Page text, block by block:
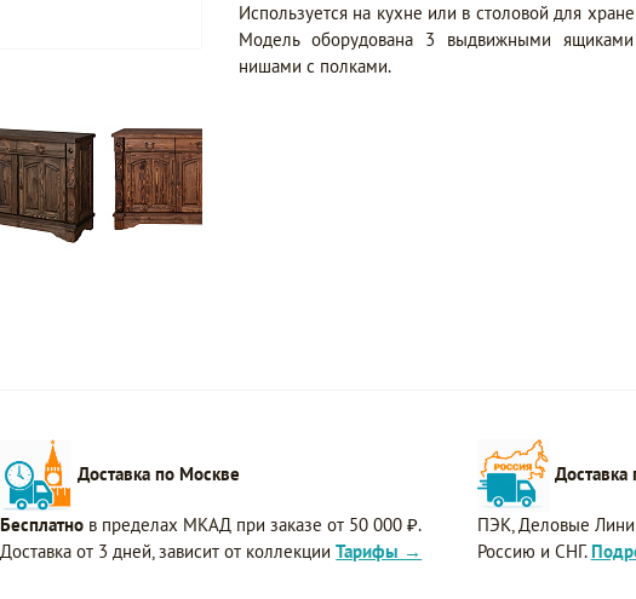
Используется на кухне или в столовой для
Модель оборудована 3 выдвижными
нишами с полками.
Доставка по Москве
Бесплатно в пределах МКАД при заказе от 50 000 ₽.
Доставка от 3 дней, зависит от коллекцииТарифы →
Доставка
ПЭК, Деловые
Россию и СНГ.